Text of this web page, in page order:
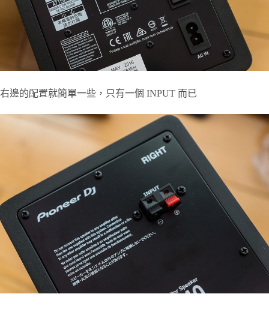
右邊的配置就簡單一些，只有一個 INPUT 而已